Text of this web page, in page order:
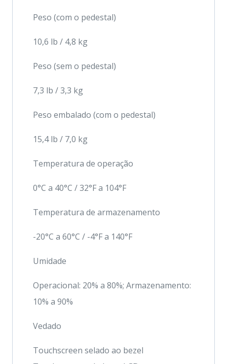
Peso (com o pedestal)
10,6 lb / 4,8 kg
Peso (sem o pedestal)
7,3 lb / 3,3 kg
Peso embalado (com o pedestal)
15,4 lb / 7,0 kg
Temperatura de operação
0°C a 40°C / 32°F a 104°F
Temperatura de armazenamento
-20°C a 60°C / -4°F a 140°F
Umidade
Operacional: 20% a 80%; Armazenamento:
10% a 90%
Vedado
Touchscreen selado ao bezel